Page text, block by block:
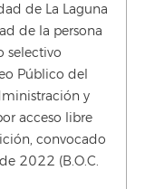
de La Laguna
de la persona
selectivo
Público del
y
acceso libre
convocado
2022 (B.O.C.